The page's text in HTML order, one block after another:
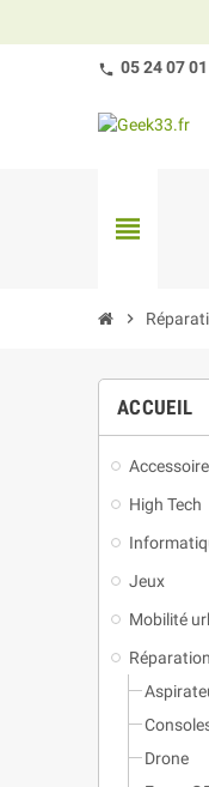
05 24 07
view_headline
chevron_right
ACCUEIL
High Tech
Jeux
Mobilité
Réparation
Drone